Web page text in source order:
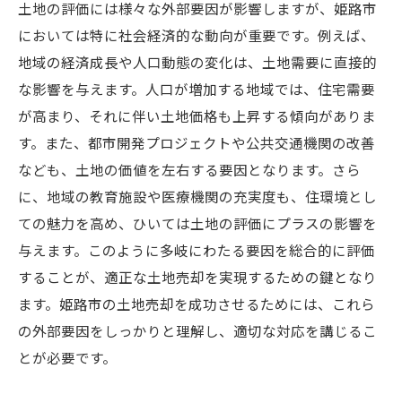
土地の評価には様々な外部要因が影響しますが、姫路市
においては特に社会経済的な動向が重要です。例えば、
地域の経済成長や人口動態の変化は、土地需要に直接的
な影響を与えます。人口が増加する地域では、住宅需要
が高まり、それに伴い土地価格も上昇する傾向がありま
す。また、都市開発プロジェクトや公共交通機関の改善
なども、土地の価値を左右する要因となります。さら
に、地域の教育施設や医療機関の充実度も、住環境とし
ての魅力を高め、ひいては土地の評価にプラスの影響を
与えます。このように多岐にわたる要因を総合的に評価
することが、適正な土地売却を実現するための鍵となり
ます。姫路市の土地売却を成功させるためには、これら
の外部要因をしっかりと理解し、適切な対応を講じるこ
とが必要です。